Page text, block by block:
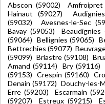
Abscon (59002)
Hainaut (59027)
(59032) Avesnes-le-Sec
Bavay (59053)
(59064) Bellignies (59065)
Bettrechies (59077)
(59099) Briastre (59108)
Amand (59114) Bry (59116)
(59153) Crespin (59160)
Denain (59172) Douchy-les-
Erre (59203) Escarmain
(59207) Estreux (59215)